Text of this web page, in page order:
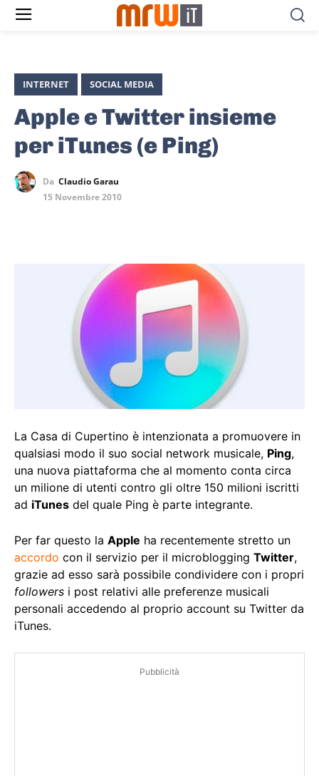
INTERNET SOCIAL MEDIA
Apple e Twitter insieme
per iTunes (e Ping)
Da Claudio Garau
15 Novembre 2010
La Casa di Cupertino è intenzionata a promuovere in
qualsiasi modo il suo social network musicale, Ping,
una nuova piattaforma che al momento conta circa
un milione di utenti contro gli oltre 150 milioni iscritti
ad iTunes del quale Ping è parte integrante.
Per far questo la Apple ha recentemente stretto un
accordo con il servizio per il microblogging Twitter,
grazie ad esso sarà possibile condividere con i propri
followers i post relativi alle preferenze musicali
personali accedendo al proprio account su Twitter da
iTunes.
Pubblicità